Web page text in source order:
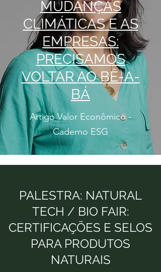
MUDANÇAS
CLIMÁTICAS E AS
EMPRESAS:
PRECISAMOS
VOLTAR AO BÊ-A-
BÁ
Artigo Valor Econômico -
Caderno ESG
PALESTRA: NATURAL
TECH / BIO FAIR:
CERTIFICAÇÕES E SELOS
PARA PRODUTOS
NATURAIS